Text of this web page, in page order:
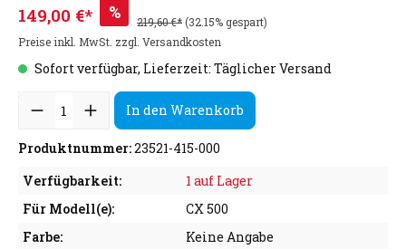
149,00 €* % 219,60 €*(32.15% gespart)
Preise inkl. MwSt. zzgl. Versandkosten
Sofort verfügbar, Lieferzeit: Täglicher Versand
In den Warenkorb
Produktnummer:23521-415-000
Verfügbarkeit:
1 auf Lager
Für Modell(e):
CX 500
Farbe:
Keine Angabe